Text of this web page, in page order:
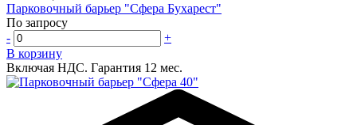
Парковочный барьер "Сфера Бухарест"
По запросу
-
+
В корзину
Включая НДС. Гарантия 12 мес.